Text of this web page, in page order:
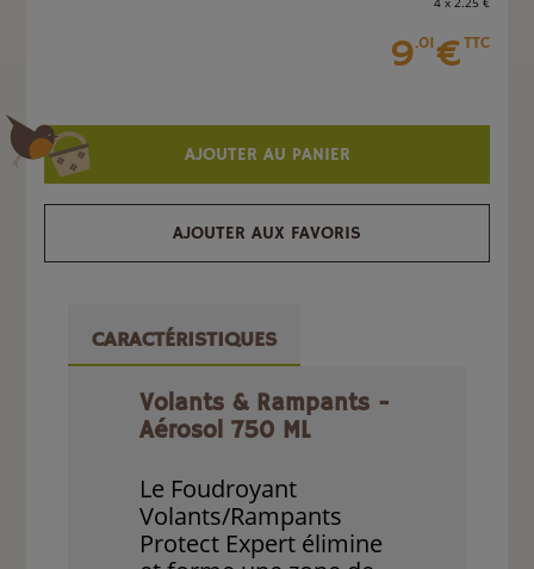
9.01€TTC
AJOUTER AU PANIER
AJOUTER AUX FAVORIS
CARACTÉRISTIQUES
Volants & Rampants -
Aérosol 750 ML
Le Foudroyant
Volants/Rampants
Protect Expert élimine